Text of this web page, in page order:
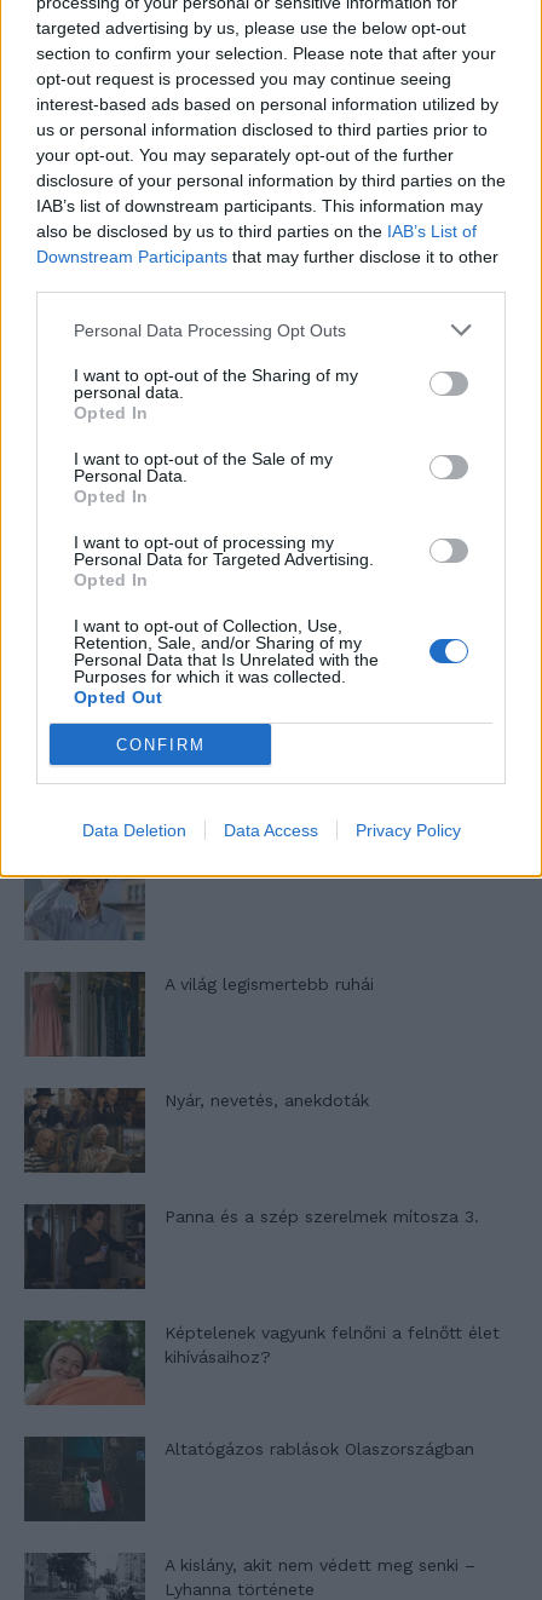
targeted advertising by us, please use the below opt-out
section to confirm your selection. Please note that after your
opt-out request is processed you may continue seeing
interest-based ads based on personal information utilized by
us or personal information disclosed to third parties prior to
your opt-out. You may separately opt-out of the further
disclosure of your personal information by third parties on the
IAB’s list of downstream participants. This information may
also be disclosed by us to third parties on the IAB’s List of
Downstream Participants that may further disclose it to other
Personal Data Processing Opt Outs
I want to opt-out of the Sharing of my
personal data.
Opted In
I want to opt-out of the Sale of my
Personal Data.
Opted In
I want to opt-out of processing my
Personal Data for Targeted Advertising.
Opted In
I want to opt-out of Collection, Use,
Retention, Sale, and/or Sharing of my
Personal Data that Is Unrelated with the
Purposes for which it was collected.
Opted Out
CONFIRM
Data Deletion Data Access Privacy Policy
Szent Genovéva, a túlélő Franciaország
jelképe
Minka 12. rész
T. szereti a fiatal lányokat 14. rész
nőknek, amikor segítséget kérnek?
A legidegesítőbb kifejezések laza
gyűjteménye
Elyna Robbs: Adéle és az örökölt árnyak
A világ legismertebb ruhái
Nyár, nevetés, anekdoták
Panna és a szép szerelmek mítosza 3.
Képtelenek vagyunk felnőni a felnőtt élet
kihívásaihoz?
Altatógázos rablások Olaszországban
A kislány, akit nem védett meg senki –
Lyhanna története